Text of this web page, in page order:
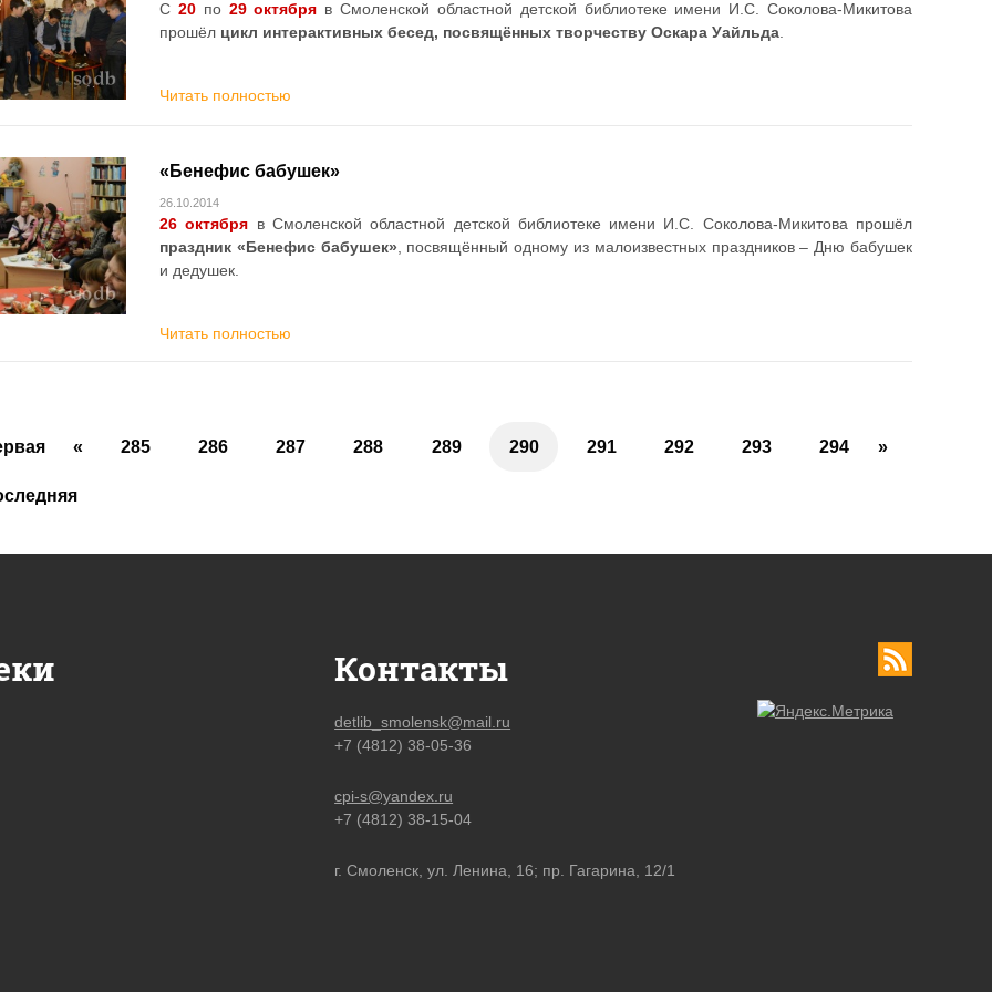
С 20 по29 октября в Смоленской областной детской библиотеке имени И.С. Соколова-Микитова
прошёл цикл интерактивных бесед, посвящённых творчеству Оскара Уайльда
Читать полностью
«Бенефис бабушек»
26.10.2014
26 октября в Смоленской областной детской библиотеке имени И.С. Соколова-Микитова прошёл
праздник «Бенефис бабушек» , посвящённый одному из малоизвестных праздников – Дню бабушек
и дедушек.
Читать полностью
« 285 286 287 288 289 290 291 292 293 294 »
Контакты
detlib_smolensk@mail.ru
+7 (4812) 38-05-36
cpi-s@yandex.ru
+7 (4812) 38-15-04
г. Смоленск, ул. Ленина, 16; пр. Гагарина, 12/1